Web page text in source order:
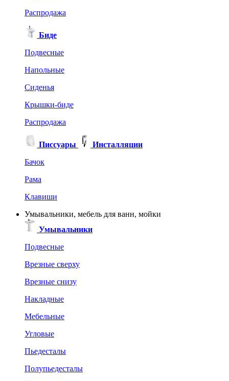
Распродажа
Биде
Подвесные
Напольные
Сиденья
Крышки-биде
Распродажа
Писсуары
Инсталляции
Бачок
Рама
Клавиши
Умывальники, мебель для ванн, мойки
Умывальники
Подвесные
Врезные сверху
Врезные снизу
Накладные
Мебельные
Угловые
Пьедесталы
Полупьедесталы